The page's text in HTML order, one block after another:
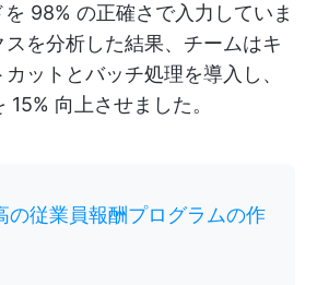
98% の正確さで入力していま
を分析した結果、チームはキ
ットとバッチ処理を導入し、
向上させました。
の従業員報酬プログラムの作